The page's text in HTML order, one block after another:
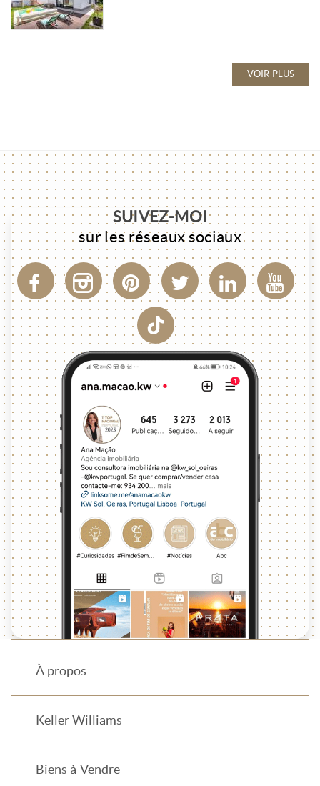
VOIR PLUS
SUIVEZ-MOI
sur les réseaux sociaux
À propos
Keller Williams
Biens à Vendre